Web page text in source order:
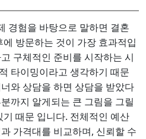
경험을 바탕으로 말하면 결혼
방문하는 것이 가장 효과적입
구체적인 준비를 시작하는 시
타이밍이라고 생각하기 때문
와 상담을 하면 상담을 받았다
까지 알게되는 큰 그림을 그릴
때문 입니다. 전체적인 예산
가격대를 비교하며, 신뢰할 수